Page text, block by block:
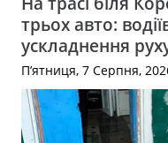
трьох авто:
ускладнення
П’ятниця, 7 Серпня,